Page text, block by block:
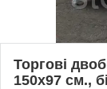
Торгові
150х97 см.,